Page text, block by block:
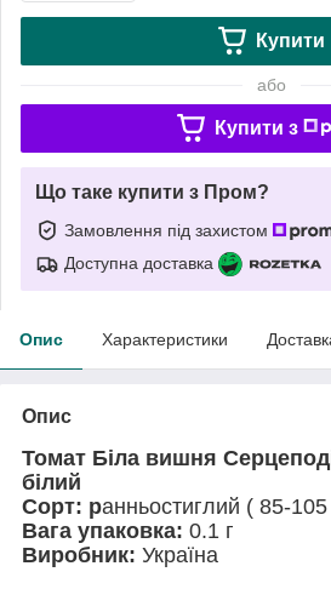
Купити
або
Купити з
Що таке купити з Пром?
Замовлення під захистом
Доступна доставка
Опис Характеристики
Опис
Томат Біла вишня
білий
Сорт: ранньостиглий ( 85-105
Вага упаковка: 0.1 г
Виробник: Україна